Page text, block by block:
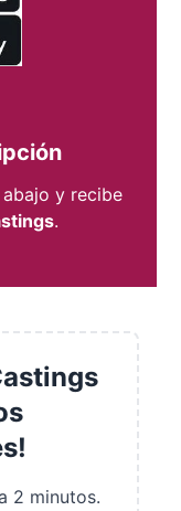
y recibe
.
2 minutos.